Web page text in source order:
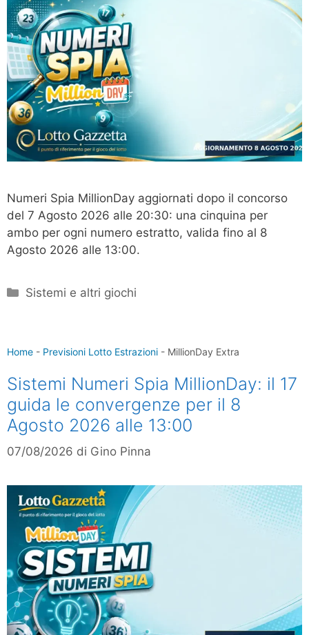
Numeri Spia MillionDay aggiornati dopo il concorso
del 7 Agosto 2026 alle 20:30: una cinquina per
ambo per ogni numero estratto, valida fino al 8
Agosto 2026 alle 13:00.
Categorie
Sistemi e altri giochi
Home - Previsioni Lotto Estrazioni - MillionDay Extra
Sistemi Numeri Spia MillionDay: il 17
guida le convergenze per il 8
Agosto 2026 alle 13:00
07/08/2026 di Gino Pinna